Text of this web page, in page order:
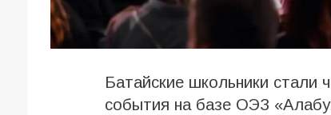
Батайские школьники стали
события на базе ОЭЗ